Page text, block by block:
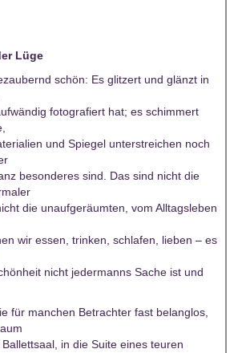
Lüge
schön: Es glitzert und glänzt in
fotografiert hat; es schimmert
und Spiegel unterstreichen noch
besonderes sind. Das sind nicht die
die unaufgeräumten, vom Alltagsleben
wir essen, trinken, schlafen, lieben – es
nicht jedermanns Sache ist und
für manchen Betrachter fast belanglos,
in die Suite eines teuren